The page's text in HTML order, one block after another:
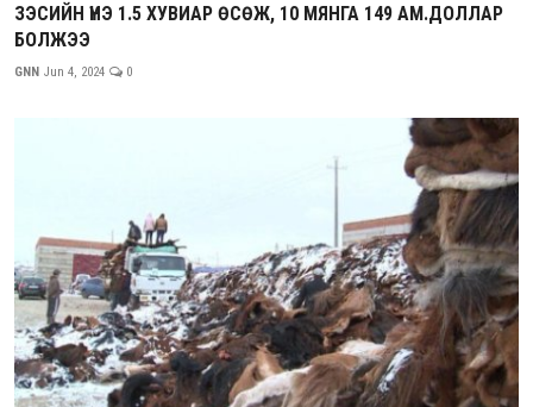
ЗЭСИЙН ҮНЭ 1.5 ХУВИАР ӨСӨЖ, 10 МЯНГА 149 АМ.ДОЛЛАР
БОЛЖЭЭ
GNN Jun 4, 2024 0